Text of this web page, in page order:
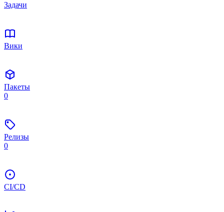
Задачи
Вики
Пакеты
0
Релизы
0
CI/CD